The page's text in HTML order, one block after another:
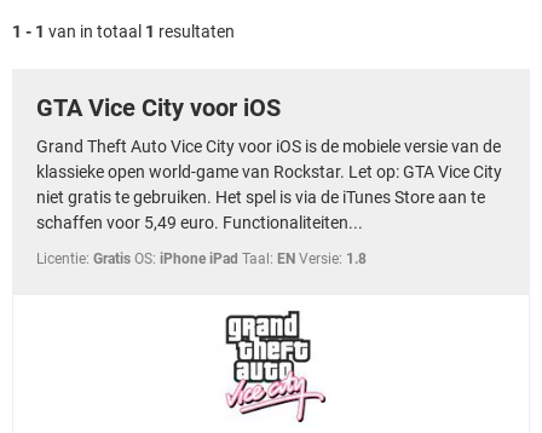
1 - 1 van in totaal 1 resultaten
GTA Vice City voor iOS
Grand Theft Auto Vice City voor iOS is de mobiele versie van de
klassieke open world-game van Rockstar. Let op: GTA Vice City
niet gratis te gebruiken. Het spel is via de iTunes Store aan te
schaffen voor 5,49 euro. Functionaliteiten...
Licentie: Gratis OS: iPhone iPad Taal: EN Versie: 1.8